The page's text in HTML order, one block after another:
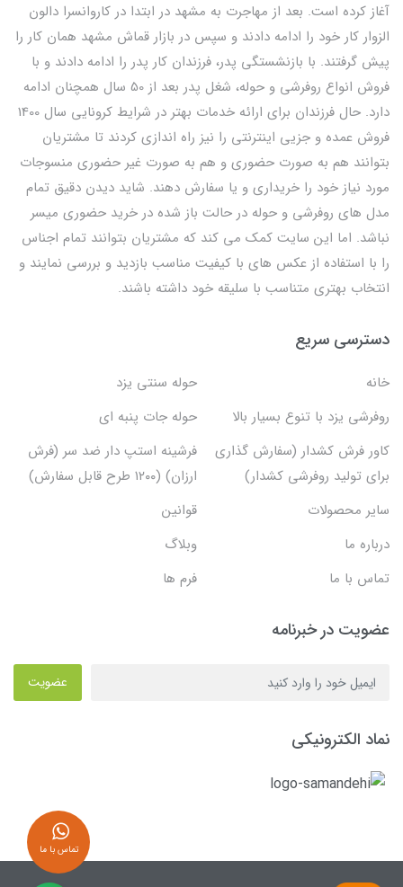
آغاز کرده است. بعد از مهاجرت به مشهد در ابتدا در کاروانسرا دالون
الزوار کار خود را ادامه دادند و سپس در بازار قماش مشهد همان کار را
پیش گرفتند. با بازنشستگی پدر، فرزندان کار پدر را ادامه دادند و با
فروش انواع روفرشی و حوله، شغل پدر بعد از 50 سال همچنان ادامه
دارد. حال فرزندان برای ارائه خدمات بهتر در شرایط کرونایی سال 1400
فروش عمده و جزیی اینترنتی را نیز راه اندازی کردند تا مشتریان
بتوانند هم به صورت حضوری و هم به صورت غیر حضوری منسوجات
مورد نیاز خود را خریداری و یا سفارش دهند. شاید دیدن دقیق تمام
مدل های روفرشی و حوله در حالت باز شده در خرید حضوری میسر
نباشد. اما این سایت کمک می کند که مشتریان بتوانند تمام اجناس
را با استفاده از عکس های با کیفیت مناسب بازدید و بررسی نمایند و
انتخاب بهتری متناسب با سلیقه خود داشته باشند.
دسترسی سریع
خانه
حوله سنتی یزد
روفرشی یزد با تنوع بسیار بالا
حوله جات پنبه ای
کاور فرش کشدار (سفارش گذاری
برای تولید روفرشی کشدار)
فرشینه استپ دار ضد سر (فرش
ارزان) (۱۲۰۰ طرح قابل سفارش)
سایر محصولات
قوانین
درباره ما
وبلاگ
تماس با ما
فرم ها
عضویت در خبرنامه
عضویت
نماد الکترونیکی
تماس با ما